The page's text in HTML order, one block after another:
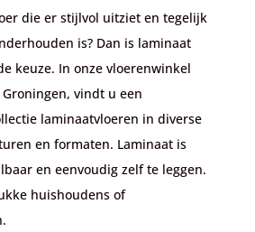
die er stijlvol uitziet en tegelijk
is? Dan is laminaat
keuze. In onze vloerenwinkel
vindt u een
laminaatvloeren in diverse
en formaten. Laminaat is
en eenvoudig zelf te leggen.
huishoudens of